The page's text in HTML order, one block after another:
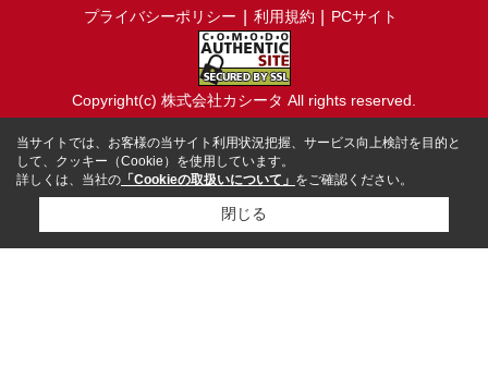
プライバシーポリシー 利用規約 PCサイト
Copyright(c) 株式会社カシータ All rights reserved.
当サイトでは、お客様の当サイト利用状況把握、サービス向上検討を目的と
して、クッキー（Cookie）を使用しています。
詳しくは、当社の 「Cookieの取扱いについて」 をご確認ください。
閉じる